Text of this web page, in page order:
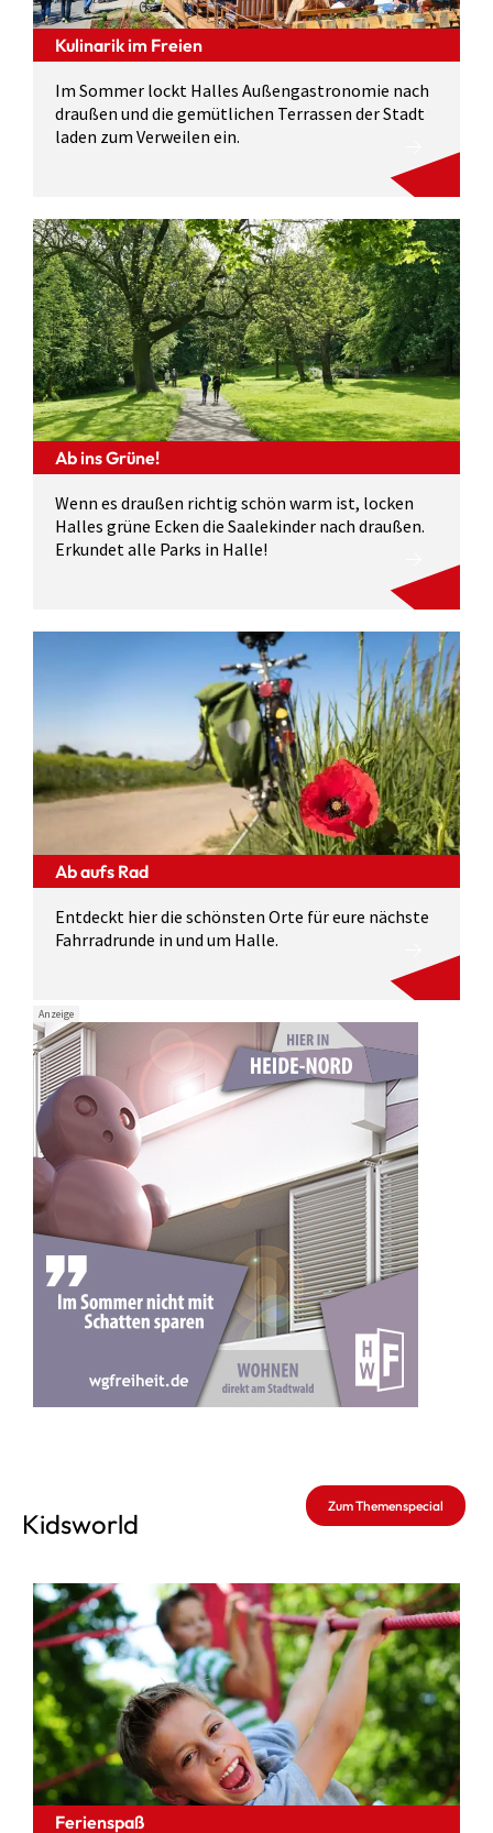
Kulinarik im Freien
Im Sommer lockt Halles Außengastronomie nach
draußen und die gemütlichen Terrassen der Stadt
laden zum Verweilen ein.
Ab ins Grüne!
Wenn es draußen richtig schön warm ist, locken
Halles grüne Ecken die Saalekinder nach draußen.
Erkundet alle Parks in Halle!
Ab aufs Rad
Entdeckt hier die schönsten Orte für eure nächste
Fahrradrunde in und um Halle.
Anzeige
Kidsworld
Zum Themenspecial
Ferienspaß